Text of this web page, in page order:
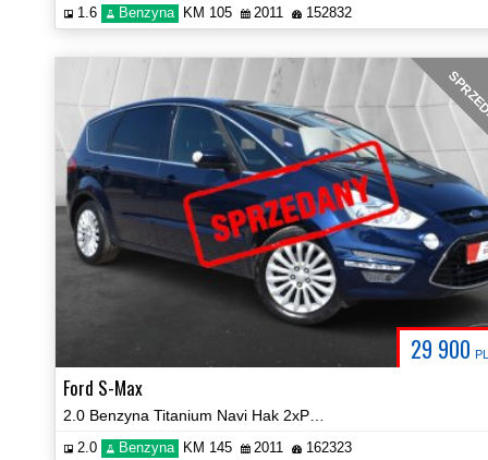
1.6 Benzyna KM 105 2011 152832
29 900
Ford S-Max
2.0 Benzyna KM 145 2011 162323